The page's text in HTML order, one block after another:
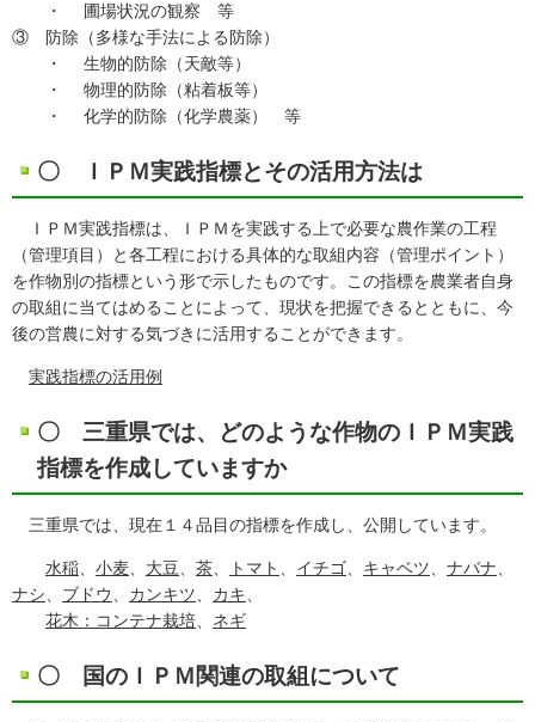
・ 圃場状況の観察 等
③ 防除（多様な手法による防除）
・ 生物的防除（天敵等）
・ 物理的防除（粘着板等）
・ 化学的防除（化学農薬） 等
〇 ＩＰＭ実践指標とその活用方法は
ＩＰＭ実践指標は、ＩＰＭを実践する上で必要な農作業の工程
（管理項目）と各工程における具体的な取組内容（管理ポイント）
を作物別の指標という形で示したものです。この指標を農業者自身
の取組に当てはめることによって、現状を把握できるとともに、今
後の営農に対する気づきに活用することができます。
実践指標の活用例
〇 三重県では、どのような作物のＩＰＭ実践
指標を作成していますか
三重県では、現在１４品目の指標を作成し、公開しています。
水稲 小麦 大豆 茶 トマト イチゴ キャベツ ナバナ
ナシ
ブドウ カンキツ カキ
花木：コンテナ栽培
ネギ
〇 国のＩＰＭ関連の取組について